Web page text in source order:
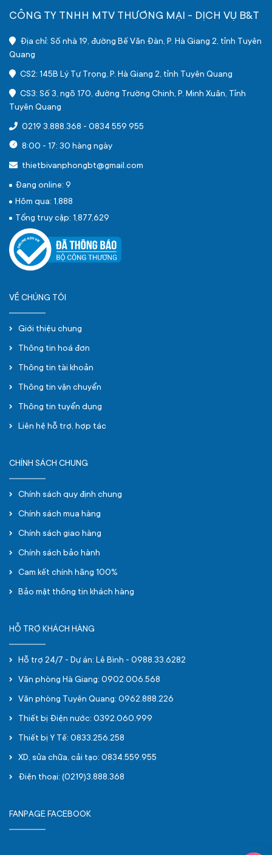
CÔNG TY TNHH MTV THƯƠNG MẠI - DỊCH VỤ B&T
Địa chỉ: Số nhà 19, đường Bế Văn Đàn, P. Hà Giang 2, tỉnh Tuyên
Quang
CS2: 145B Lý Tự Trọng, P. Hà Giang 2, tỉnh Tuyên Quang
CS3: Số 3, ngõ 170, đường Trường Chinh, P. Minh Xuân, Tỉnh
Tuyên Quang
0219 3.888.368 - 0834 559 955
8:00 - 17: 30 hàng ngày
thietbivanphongbt@gmail.com
Đang online: 9
Hôm qua: 1,888
Tổng truy cập: 1,877,629
VỀ CHÚNG TÔI
Giới thiệu chung
Thông tin hoá đơn
Thông tin tài khoản
Thông tin vận chuyển
Thông tin tuyển dụng
Liên hệ hỗ trợ, hợp tác
CHÍNH SÁCH CHUNG
Chính sách quy định chung
Chính sách mua hàng
Chính sách giao hàng
Chính sách bảo hành
Cam kết chính hãng 100%
Bảo mật thông tin khách hàng
HỖ TRỢ KHÁCH HÀNG
Hỗ trợ 24/7 - Dự án: Lê Bình - 0988.33.6282
Văn phòng Hà Giang: 0902.006.568
Văn phòng Tuyên Quang: 0962.888.226
Thiết bị Điện nước: 0392.060.999
Thiết bị Y Tế: 0833.256.258
XD, sửa chữa, cải tạo: 0834.559.955
Điện thoại: (0219)3.888.368
FANPAGE FACEBOOK